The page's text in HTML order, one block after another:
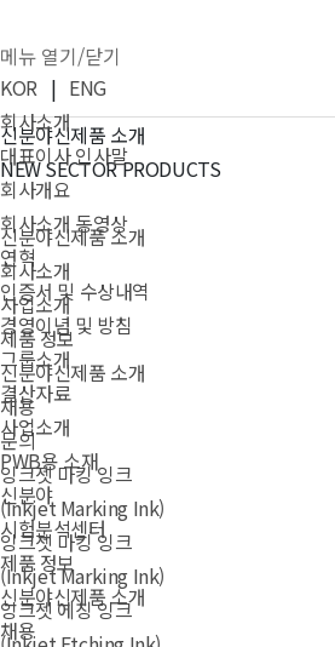
메뉴 열기/닫기
KOR | ENG
회사소개
대표이사 인사말
회사개요
회사소개 동영상
연혁
인증서 및 수상내역
경영이념 및 방침
그룹소개
결산자료
사업소개
PWB용 소재
신분야
시험분석센터
제품 정보
신분야신제품 소개
채용
신분야신제품 소개
NEW SECTOR PRODUCTS
신분야신제품 소개
회사소개
사업소개
제품 정보
신분야신제품 소개
채용
문의
잉크젯 마킹 잉크
(Inkjet Marking Ink)
잉크젯 마킹 잉크
(Inkjet Marking Ink)
잉크젯 에칭 잉크